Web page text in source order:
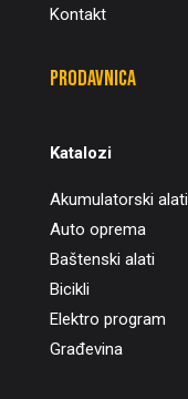
Kontakt
Prodavnica
Katalozi
Akumulatorski alati
Auto oprema
Baštenski alati
Bicikli
Elektro program
Građevina